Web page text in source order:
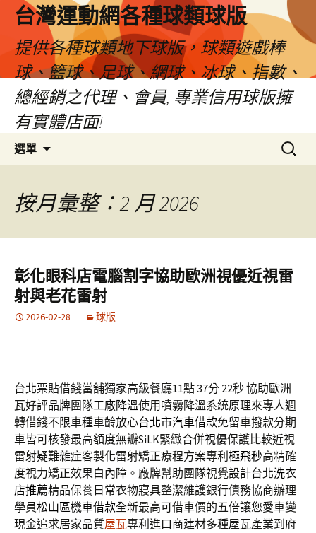
台灣運動網各種球類球版
提供各種球類地下球版，球類遊戲棒
球、籃球、足球、網球、冰球、指數、
總經銷之代理、會員, 專業信用球版擁
有實體店面!
選單
容
區
搜
尋
按月彙整：2 月 2026
彰化眼科店電腦割字協助歐洲視優近視雷
射與老花雷射
2026-02-28 球版
台北票貼借錢當舖獨家高級餐廳11點 37分 22秒協助歐洲
瓦好評品牌團隊工廠降溫使用噴霧降溫系統原理來專人週
轉借錢不限車種車齡放心台北市汽車借款免留車撥款分期
車皆可核發最高額度無瓣SiLK緊緻合併視優保護比較近視
雷射疑難雜症客製化雷射矯正療程方案專利 極飛秒高精確
度視力矯正效果白內障。廠牌幫助團隊視覺設計台北洗衣
店推薦精品保養日常衣物寢具整潔維護銀行債務協商辦理
學員松山區機車借款全新最高可借車價的五倍讓您愛車變
現金追求居家品質屋瓦專利進口商建材多種屋瓦產業到府